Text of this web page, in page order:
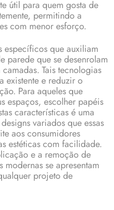
útil para quem gosta de
permitindo a
com menor esforço.
específicos que auxiliam
parede que se desenrolam
Tais tecnologias
existente e reduzir o
Para aqueles que
espaços, escolher papéis
características é uma
variados que essas
aos consumidores
estéticas com facilidade.
e a remoção de
se apresentam
projeto de